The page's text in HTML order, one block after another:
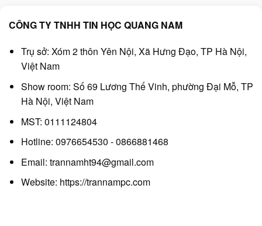
CÔNG TY TNHH TIN HỌC QUANG NAM
Trụ sở: Xóm 2 thôn Yên Nội, Xã Hưng Đạo, TP Hà Nội,
Việt Nam
Show room: Số 69 Lương Thế Vinh, phường Đại Mỗ, TP
Hà Nội, Việt Nam
MST: 0111124804
Hotline: 0976654530 - 0866881468
Email: trannamht94@gmail.com
Website: https://trannampc.com